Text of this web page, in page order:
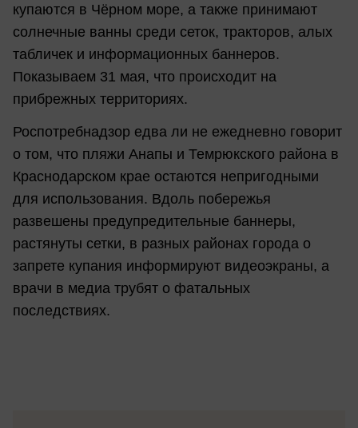
купаются в Чёрном море, а также принимают
солнечные ванны среди сеток, тракторов, алых
табличек и информационных баннеров.
Показываем 31 мая, что происходит на
прибрежных территориях.
Роспотребнадзор едва ли не ежедневно говорит
о том, что пляжи Анапы и Темрюкского района в
Краснодарском крае остаются непригодными
для использования. Вдоль побережья
развешены предупредительные баннеры,
растянуты сетки, в разных районах города о
запрете купания информируют видеоэкраны, а
врачи в медиа трубят о фатальных
последствиях.